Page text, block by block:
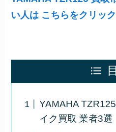
い人は こちらをクリッ
YAMAHA
イク買取 業者3選